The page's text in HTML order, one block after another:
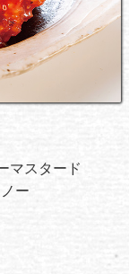
マスタード
ー